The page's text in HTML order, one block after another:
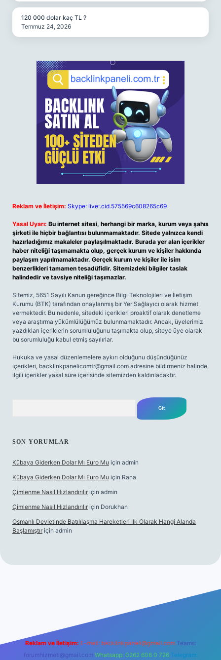
120 000 dolar kaç TL ?
Temmuz 24, 2026
Reklam ve İletişim: Skype: live:.cid.575569c608265c69
Yasal Uyarı: Bu internet sitesi, herhangi bir marka, kurum veya şahıs
şirketi ile hiçbir bağlantısı bulunmamaktadır. Sitede yalnızca kendi
hazırladığımız makaleler paylaşılmaktadır. Burada yer alan içerikler
haber niteliği taşımamakta olup, gerçek kurum ve kişiler hakkında
paylaşım yapılmamaktadır. Gerçek kurum ve kişiler ile isim
benzerlikleri tamamen tesadüfidir. Sitemizdeki bilgiler taslak
halindedir ve tavsiye niteliği taşımazlar.
Sitemiz, 5651 Sayılı Kanun gereğince Bilgi Teknolojileri ve İletişim
Kurumu (BTK) tarafından onaylanmış bir Yer Sağlayıcı olarak hizmet
vermektedir. Bu nedenle, sitedeki içerikleri proaktif olarak denetleme
veya araştırma yükümlülüğümüz bulunmamaktadır. Ancak, üyelerimiz
yazdıkları içeriklerin sorumluluğunu taşımakta olup, siteye üye olarak
bu sorumluluğu kabul etmiş sayılırlar.
Hukuka ve yasal düzenlemelere aykırı olduğunu düşündüğünüz
içerikleri, backlinkpanelicomtr@gmail.com adresine bildirmeniz halinde,
ilgili içerikler yasal süre içerisinde sitemizden kaldırılacaktır.
SON YORUMLAR
Kübaya Giderken Dolar Mı Euro Mu için admin
Kübaya Giderken Dolar Mı Euro Mu için Rana
Çimlenme Nasıl Hızlandırılır için admin
Çimlenme Nasıl Hızlandırılır için Dorukhan
Osmanlı Devletinde Batılılaşma Hareketleri Ilk Olarak Hangi Alanda
Başlamıştır için admin
Reklam ve İletişim: E-mail: backlinkpaneli@gmail.com Teams:
forumhizmeti@gmail.com Whatsapp: 0262 606 0 726 Telegram: